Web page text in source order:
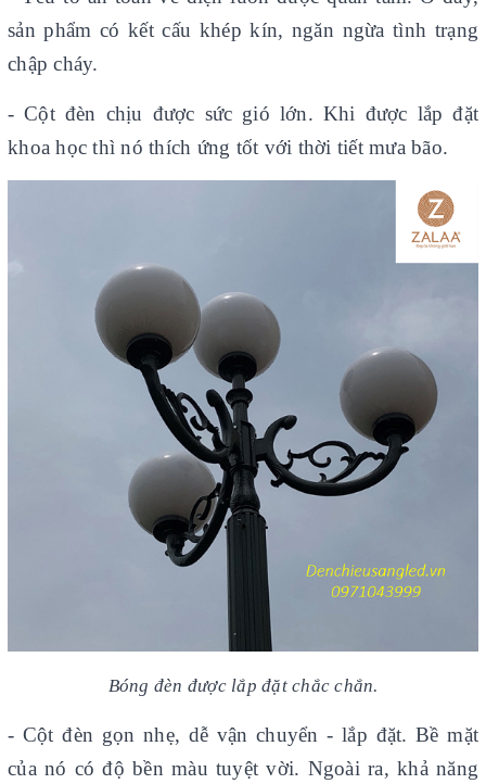
sản phẩm có kết cấu khép kín, ngăn ngừa tình trạng
chập cháy.
- Cột đèn chịu được sức gió lớn. Khi được lắp đặt
khoa học thì nó thích ứng tốt với thời tiết mưa bão.
Bóng đèn được lắp đặt chắc chắn.
- Cột đèn gọn nhẹ, dễ vận chuyển - lắp đặt. Bề mặt
của nó có độ bền màu tuyệt vời. Ngoài ra, khả năng